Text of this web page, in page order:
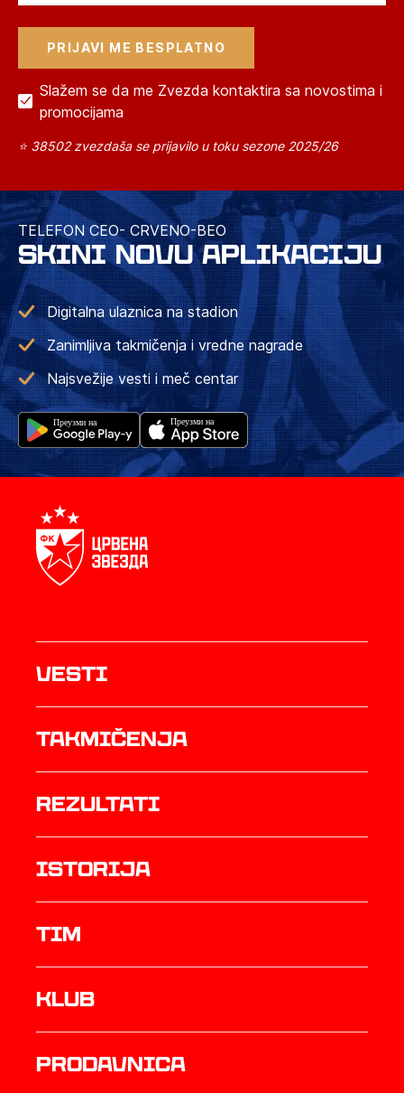
Slažem se da me Zvezda kontaktira sa novostima i
promocijama
⭐ 38502 zvezdaša se prijavilo u toku sezone 2025/26
TELEFON CEO- CRVENO-BEO
SKINI NOVU APLIKACIJU
Digitalna ulaznica na stadion
Zanimljiva takmičenja i vredne nagrade
Najsvežije vesti i meč centar
Vesti
Takmičenja
rezultati
istorija
TIM
Klub
prodavnica